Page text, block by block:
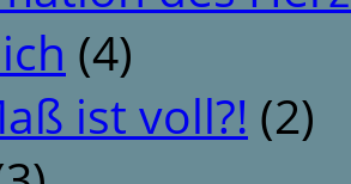
(4)
ist voll?! (2)